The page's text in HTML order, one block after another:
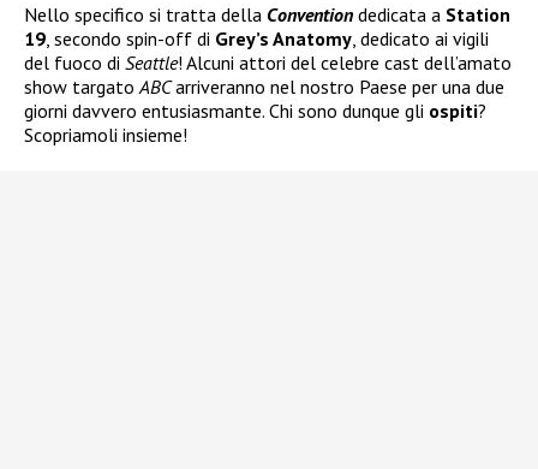
Nello specifico si tratta della Convention dedicata a Station
19 , secondo spin-off di Grey’s Anatomy , dedicato ai vigili
del fuoco di Seattle! Alcuni attori del celebre cast dell’amato
show targato ABCarriveranno nel nostro Paese per una due
giorni davvero entusiasmante. Chi sono dunque gli ospiti?
Scopriamoli insieme!